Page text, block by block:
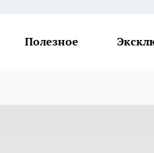
Полезное